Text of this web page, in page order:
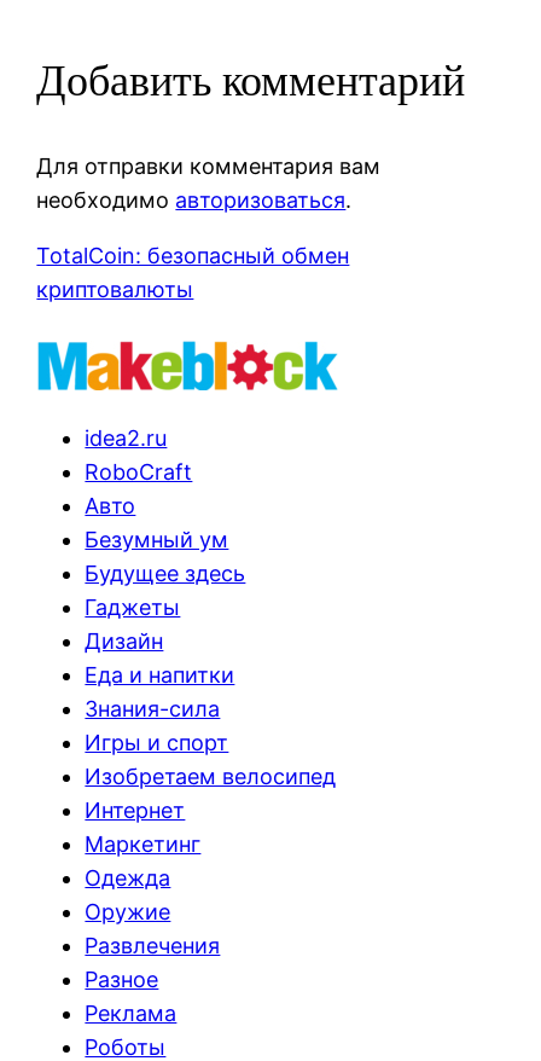
Добавить комментарий
Для отправки комментария вам
необходимо авторизоваться.
TotalCoin: безопасный обмен
криптовалюты
idea2.ru
RoboCraft
Авто
Безумный ум
Будущее здесь
Гаджеты
Дизайн
Еда и напитки
Знания-сила
Игры и спорт
Изобретаем велосипед
Интернет
Маркетинг
Одежда
Оружие
Развлечения
Разное
Реклама
Роботы